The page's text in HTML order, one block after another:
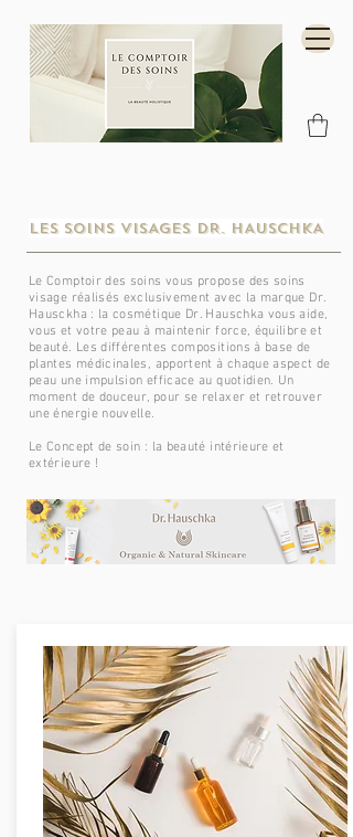
LES SOINS VISAGES DR. HAUSCHKA
Le Comptoir des soins vous propose des soins
visage réalisés exclusivement avec la marque Dr.
Hausckha : la cosmétique Dr. Hauschka vous aide,
vous et votre peau à maintenir force, équilibre et
beauté. Les différentes compositions à base de
plantes médicinales, apportent à chaque aspect de
peau une impulsion efficace au quotidien. Un
moment de douceur, pour se relaxer et retrouver
une énergie nouvelle.
Le Concept de soin : la beauté intérieure et
extérieure !